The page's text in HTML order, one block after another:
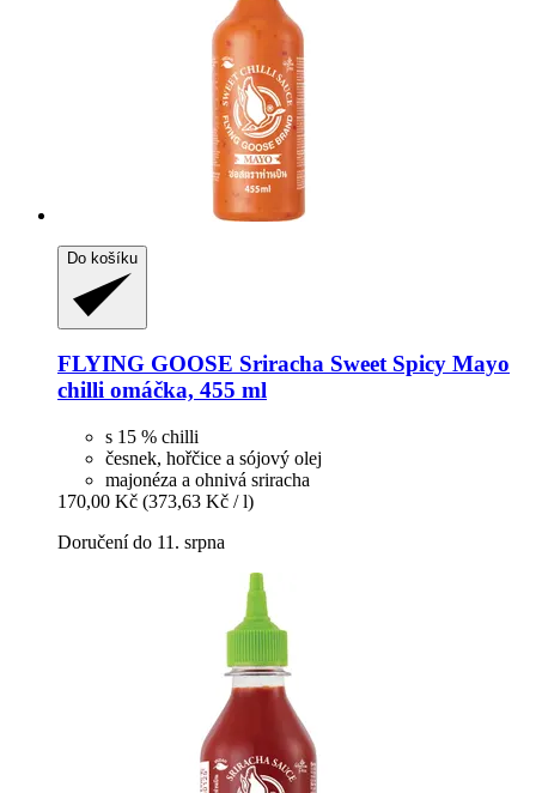
Do košíku
FLYING GOOSE Sriracha Sweet Spicy Mayo
chilli omáčka, 455 ml
s 15 % chilli
česnek, hořčice a sójový olej
majonéza a ohnivá sriracha
170,00 Kč (373,63 Kč / l)
Doručení do 11. srpna